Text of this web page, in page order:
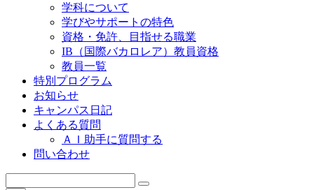
学科について
学びやサポートの特色
資格・免許、目指せる職業
IB（国際バカロレア）教員資格
教員一覧
特別プログラム
お知らせ
キャンパス日記
よくある質問
ＡＩ助手に質問する
問い合わせ